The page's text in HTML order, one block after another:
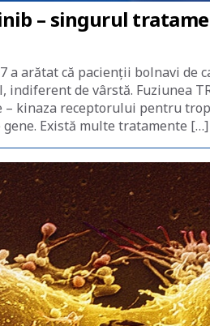
– singurul
a arătat că pacienții bolnavi de
indiferent de vârstă. Fuziunea
– kinaza receptorului pentru
Există multe tratamente […]